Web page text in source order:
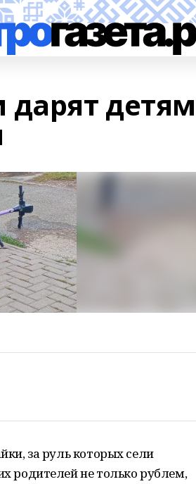
детям
за руль которых сели
родителей не только рублем,